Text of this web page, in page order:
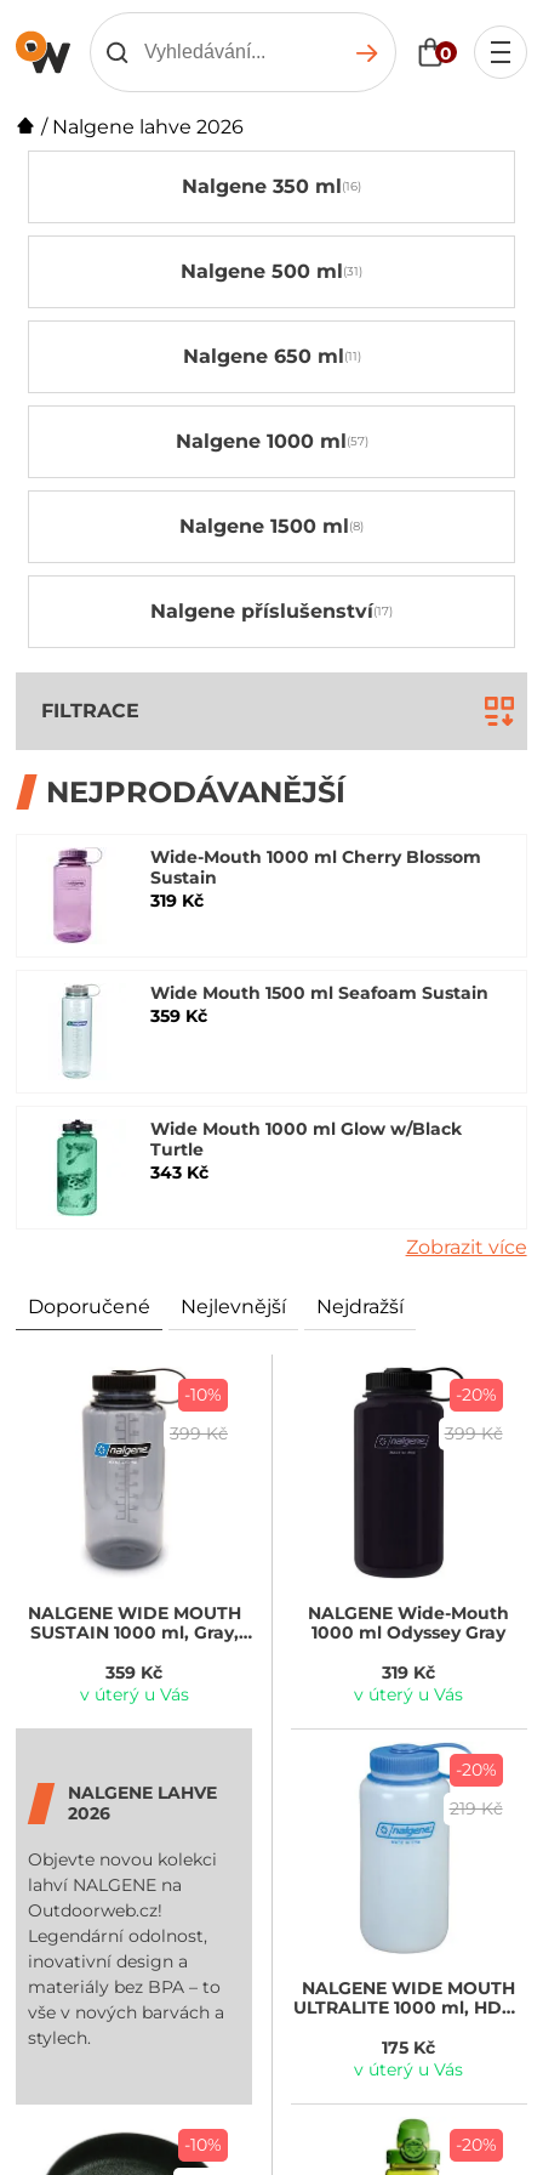
0
/ Nalgene lahve 2026
Nalgene 350 ml
Nalgene 500 ml
Nalgene 650 ml
Nalgene 1000 ml
Nalgene 1500 ml
Nalgene příslušenství
FILTRACE
NEJPRODÁVANĚJŠÍ
Wide-Mouth 1000 ml Cherry Blossom
Sustain
319 Kč
Wide Mouth 1500 ml Seafoam Sustain
359 Kč
Wide Mouth 1000 ml Glow w/Black
Turtle
343 Kč
Zobrazit více
Doporučené Nejlevnější Nejdražší
-10%
399 Kč
NALGENEWIDE MOUTH
SUSTAIN 1000 ml, Gray,
359 Kč
v úterý u Vás
-20%
399 Kč
NALGENE Wide-Mouth
1000 ml Odyssey Gray
319 Kč
v úterý u Vás
NALGENE LAHVE
2026
Objevte novou kolekci
lahví NALGENE na
Outdoorweb.cz!
Legendární odolnost,
inovativní design a
materiály bez BPA – to
vše v nových barvách a
stylech.
-20%
219 Kč
NALGENE WIDE MOUTH
ULTRALITE 1000 ml, HDPE
175 Kč
v úterý u Vás
-10%
-20%